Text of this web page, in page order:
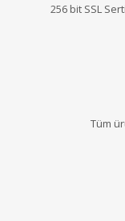
256 bit SSL
Tüm